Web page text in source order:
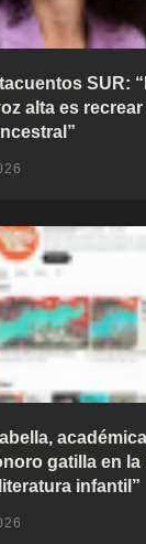
SUR:
alta es
gatilla en
infantil”